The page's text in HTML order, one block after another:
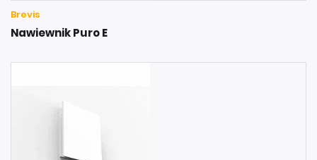
Brevis
Nawiewnik Puro E